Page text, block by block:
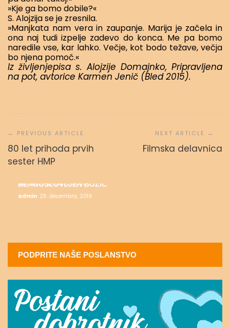
»Kje ga bomo dobile?«
S. Alojzija se je zresnila.
»Manjkata nam vera in zaupanje. Marija je začela in
ona naj tudi izpelje zadevo do konca. Me pa bomo
naredile vse, kar lahko. Večje, kot bodo težave, večja
bo njena pomoč.«
Iz življenjepisa s. Alojzije Domajnko, Pripravljena
na pot, avtorice Karmen Jenič (Bled 2015).
prispevka
80 let prihoda prvih
sester HMP
Filmska delavnica
ALI SE DARUJEM?
admin 17. januarja, 2020
BLAGOSLOVLJEN BOŽIČ
admin 25. decembra, 2019
PODPRITE NAŠE POSLANSTVO